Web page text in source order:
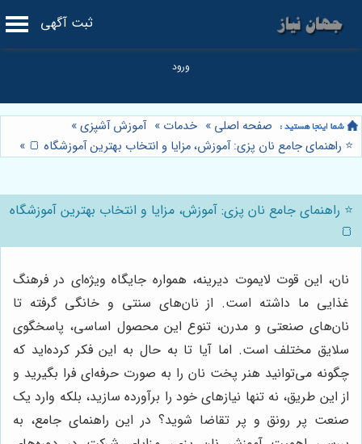
ثبت آگهی
صفحه اصلی » خدمات » آموزش آشپزی»
⭐️ راهنمای جامع نان پزی: آموزش، مزایا و انتخاب بهترین آموزشگاه 🍞 »
⭐️ راهنمای جامع نان پزی: آموزش، مزایا و انتخاب بهترین آموزشگاه
🍞
نان، این قوت لایموت دیرینه، همواره جایگاه ویژه‌ای در فرهنگ
غذایی ما داشته است. از نان‌های سنتی و خانگی گرفته تا
نان‌های صنعتی و مدرن، تنوع این محصول اساسی، پاسخگوی
سلایق مختلف است. اما آیا تا به حال به این فکر کرده‌اید که
چگونه می‌توانید هنر پخت نان را به صورت حرفه‌ای فرا بگیرید و
از این طریق، نه تنها نیازهای خود را برآورده سازید، بلکه وارد یک
صنعت پر رونق و پر تقاضا شوید؟ در این راهنمای جامع، به